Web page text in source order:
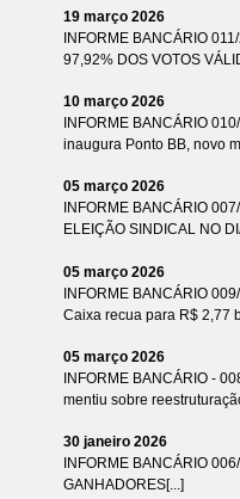
19 março 2026
INFORME BANCÁRIO
97,92% DOS VOTOS
10 março 2026
INFORME BANCÁRIO
inaugura Ponto BB, novo
05 março 2026
INFORME BANCÁRIO
ELEIÇÃO SINDICAL NO
05 março 2026
INFORME BANCÁRIO
Caixa recua para R$ 2,77
05 março 2026
INFORME BANCÁRIO -
mentiu sobre
30 janeiro 2026
INFORME BANCÁRIO
GANHADORES[...]